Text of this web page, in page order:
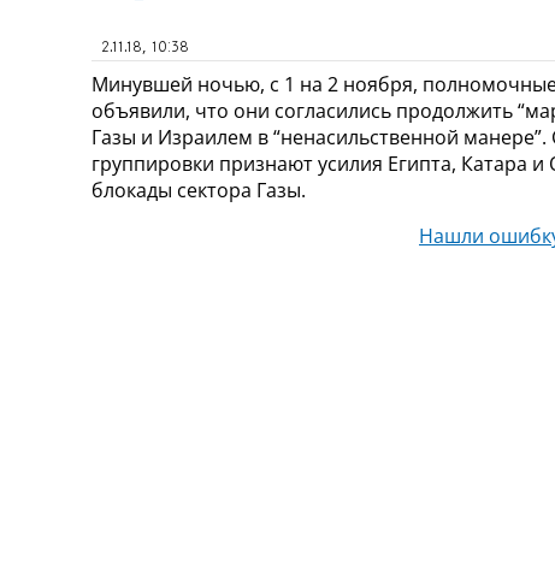
2.11.18, 10:38
Минувшей ночью, с 1 на 2 ноября,
объявили, что они согласились продолжить
Газы и Израилем в “ненасильственной
группировки признают усилия Египта,
блокады сектора Газы.
Нашли